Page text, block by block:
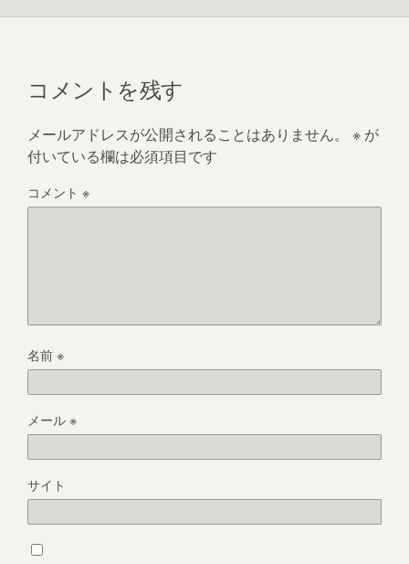
コメントを残す
メールアドレスが公開されることはありません。 ※ が
付いている欄は必須項目です
コメント ※
名前※
メール※
サイト